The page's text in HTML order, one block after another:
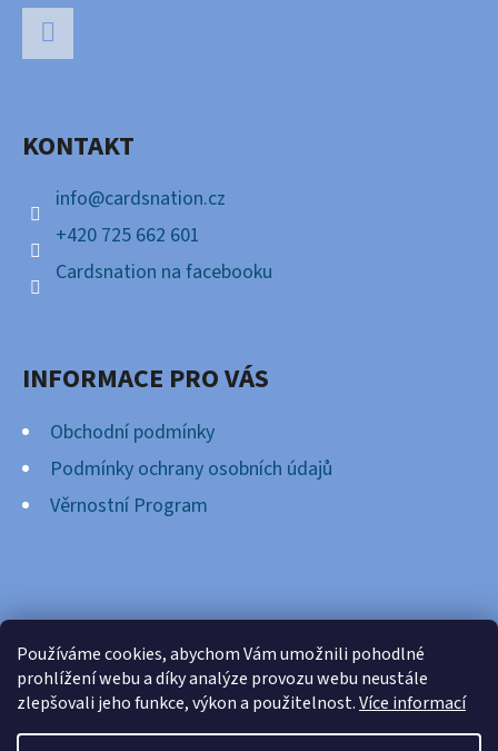
Používáme cookies, abychom Vám umožnili pohodlné
prohlížení webu a díky analýze provozu webu neustále
zlepšovali jeho funkce, výkon a použitelnost.Více informací
KONTAKT
info@cardsnation.cz
+420 725 662 601
Cardsnation na facebooku
INFORMACE PRO VÁS
Obchodní podmínky
Podmínky ochrany osobních údajů
Věrnostní Program
FACEBOOK